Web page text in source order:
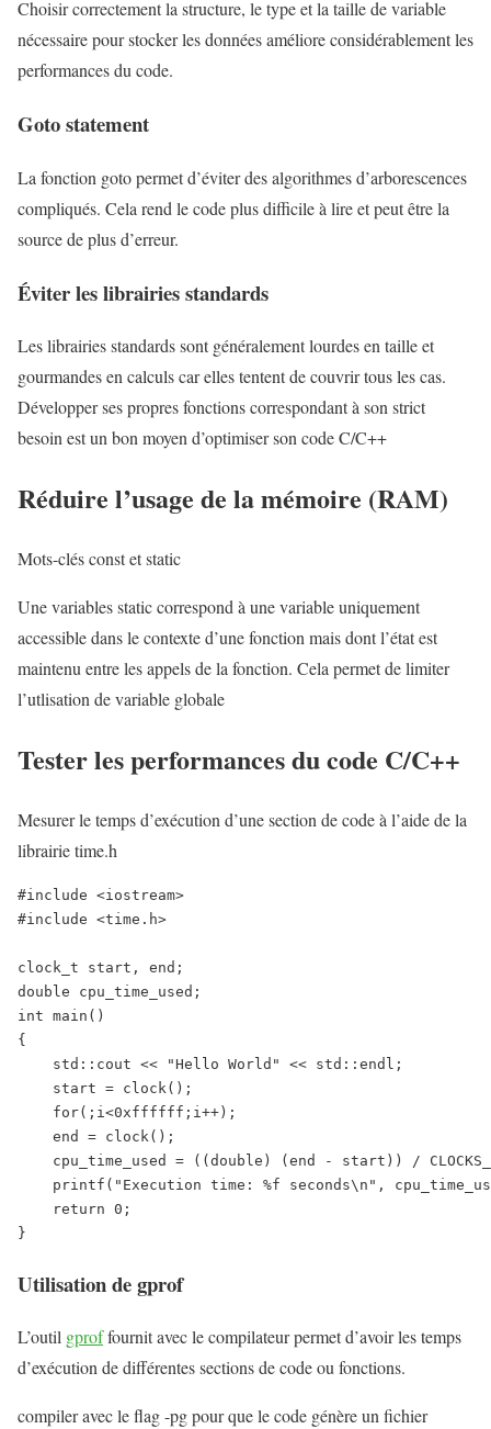
Choisir correctement la structure, le type et la taille de variable
nécessaire pour stocker les données améliore considérablement les
performances du code.
Goto statement
La fonction goto permet d’éviter des algorithmes d’arborescences
compliqués. Cela rend le code plus difficile à lire et peut être la
source de plus d’erreur.
Éviter les librairies standards
Les librairies standards sont généralement lourdes en taille et
gourmandes en calculs car elles tentent de couvrir tous les cas.
Développer ses propres fonctions correspondant à son strict
besoin est un bon moyen d’optimiser son code C/C++
Réduire l’usage de la mémoire (RAM)
Mots-clés const et static
Une variables static correspond à une variable uniquement
accessible dans le contexte d’une fonction mais dont l’état est
maintenu entre les appels de la fonction. Cela permet de limiter
l’utlisation de variable globale
Tester les performances du code C/C++
Mesurer le temps d’exécution d’une section de code à l’aide de la
librairie time.h
#include <iostream>
#include <time.h>
clock_t start, end;
double cpu_time_used;
int main()
{
    std::cout << "Hello World" << std::endl;
    start = clock();
    for(;i<0xffffff;i++);
    end = clock();
cpu_time_used = ((double) (end - start)) /
printf("Execution time: %f seconds\n",
    return 0;
}
Utilisation de gprof
L’outil gproffournit avec le compilateur permet d’avoir les temps
d’exécution de différentes sections de code ou fonctions.
compiler avec le flag -pg pour que le code génère un fichier